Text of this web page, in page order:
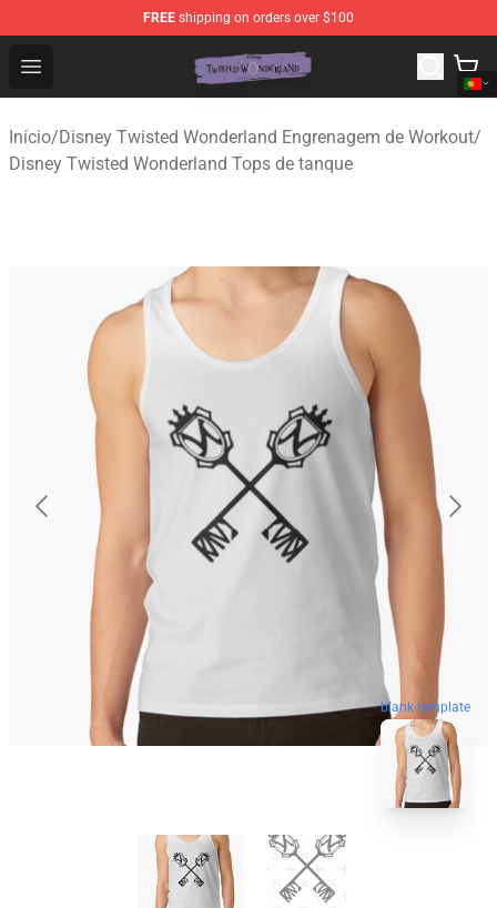
FREE shipping on orders over $100
Open menu
Twisted Wonderland Store - Official Twisted
Início/Disney Twisted Wonderland Engrenagem de Workout/
Disney Twisted Wonderland Tops de tanque
blank template